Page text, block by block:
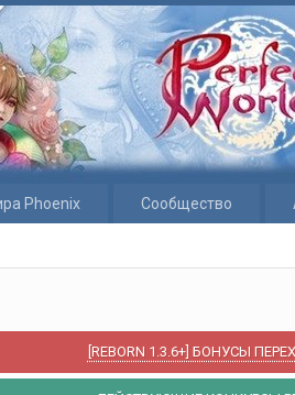
Phoenix Сообщество
[REBORN 1.3.6+] БОНУСЫ